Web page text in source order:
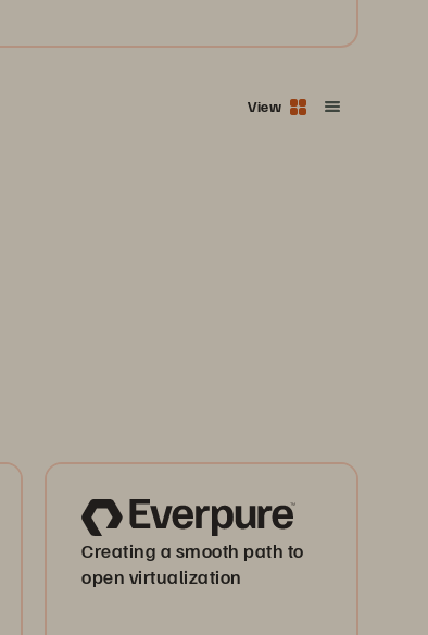
View
Creating a smooth path to
open virtualization